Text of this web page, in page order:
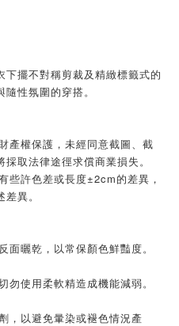
擺不對稱剪裁及精緻標籤式的
性氛圍的穿搭。
產權保護，未經同意截圖、截
取法律途徑求償商業損失。
些許色差或長度±2cm的差異，
異。
曬乾，以常保顏色鮮豔度。
使用柔軟精造成機能減弱。
，以避免暈染或褪色情況產